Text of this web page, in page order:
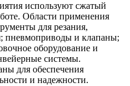
используют сжатый
Области применения
для резания,
пневмоприводы и клапаны;
оборудование и
системы.
для обеспечения
и надежности.